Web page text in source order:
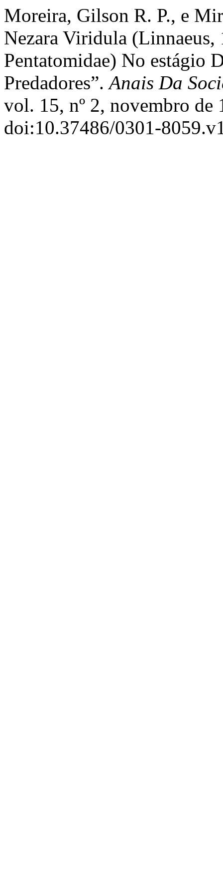
Moreira, Gilson R. P., e
Nezara Viridula (Linnaeus,
Pentatomidae) No estágio
Predadores”.Anais Da
vol. 15, nº 2, novembro de
doi:10.37486/0301-